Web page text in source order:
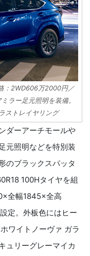
2WD606万2000円／
ラー足元照明を装備。
ストレイヤリング
ダーアーチモールや
元照明などを特別装
のブラックスパッタ
100Hタイヤを組
全幅1845×全高
定。外板色にはヒー
ワイトノーヴァ ガラ
ュリーグレーマイカ